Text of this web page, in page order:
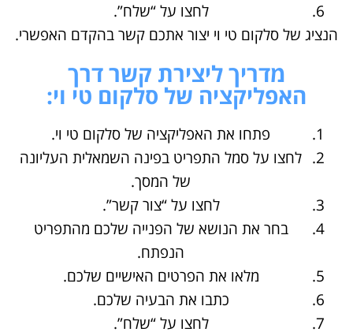
לחצו על “שלח”.
הנציג של סלקום טי וי יצור אתכם קשר בהקדם האפשרי.
מדריך ליצירת קשר דרך
האפליקציה של סלקום טי וי:
פתחו את האפליקציה של סלקום טי וי.
לחצו על סמל התפריט בפינה השמאלית העליונה
של המסך.
לחצו על “צור קשר”.
בחר את הנושא של הפנייה שלכם מהתפריט
הנפתח.
מלאו את הפרטים האישיים שלכם.
כתבו את הבעיה שלכם.
לחצו על “שלח”.